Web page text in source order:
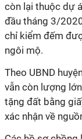
còn lại thuộc dự
đầu tháng 3/
chỉ kiểm đếm
ngôi mộ.
Theo UBND
vẫn còn lượng
tặng đất bằng
xác nhận về